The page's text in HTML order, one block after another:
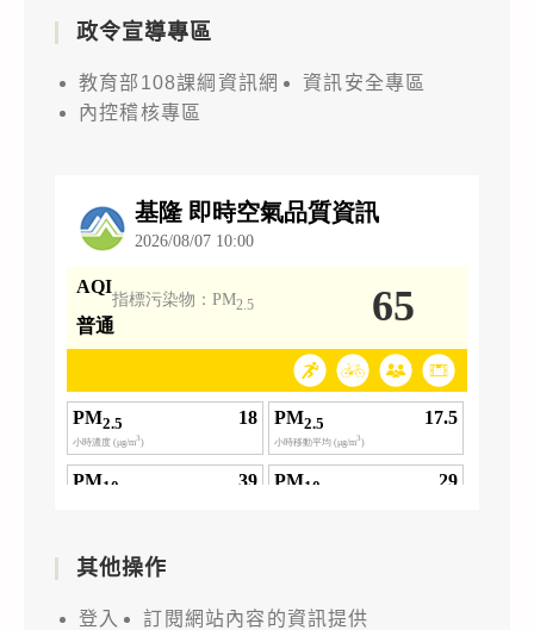
政令宣導專區
教育部108課綱資訊網
資訊安全專區
內控稽核專區
其他操作
登入
訂閱網站內容的資訊提供